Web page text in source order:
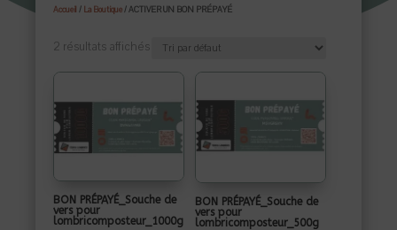
Accueil / La Boutique/ ACTIVER UN BON PRÉPAYÉ
2 résultats affichés
BON PRÉPAYÉ_Souche de
vers pour
lombricomposteur_1000g
BON PRÉPAYÉ_Souche de
vers pour
lombricomposteur_500g